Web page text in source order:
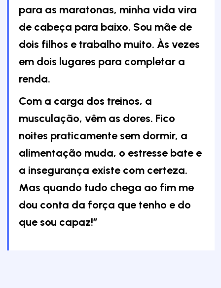
para as maratonas, minha vida vira
de cabeça para baixo. Sou mãe de
dois filhos e trabalho muito. Às vezes
em dois lugares para completar a
renda.
Com a carga dos treinos, a
musculação, vêm as dores. Fico
noites praticamente sem dormir, a
alimentação muda, o estresse bate e
a insegurança existe com certeza.
Mas quando tudo chega ao fim me
dou conta da força que tenho e do
que sou capaz!”